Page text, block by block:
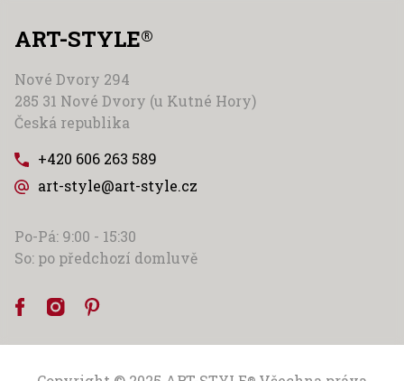
ART-STYLE®
Nové Dvory 294
285 31 Nové Dvory (u Kutné Hory)
Česká republika
+420 606 263 589
art-style@art-style.cz
Po-Pá: 9:00 - 15:30
So: po předchozí domluvě